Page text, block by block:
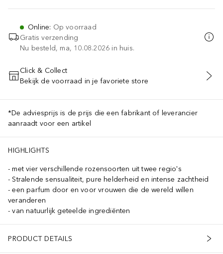
Online: Op voorraad
Gratis verzending
Nu besteld, ma, 10.08.2026 in huis.
VOEG TOE AAN WINKELMANDJE
Click & Collect
Bekijk de voorraad in je favoriete store
*De adviesprijs is de prijs die een fabrikant of leverancier
aanraadt voor een artikel
HIGHLIGHTS
met vier verschillende rozensoorten uit twee regio's
Stralende sensualiteit, pure helderheid en intense zachtheid
een parfum door en voor vrouwen die de wereld willen
veranderen
van natuurlijk geteelde ingrediënten
PRODUCT DETAILS